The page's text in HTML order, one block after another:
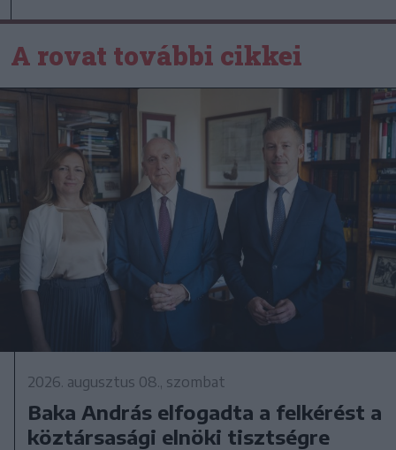
A rovat további cikkei
2026. augusztus 08., szombat
Baka András elfogadta a felkérést a
köztársasági elnöki tisztségre